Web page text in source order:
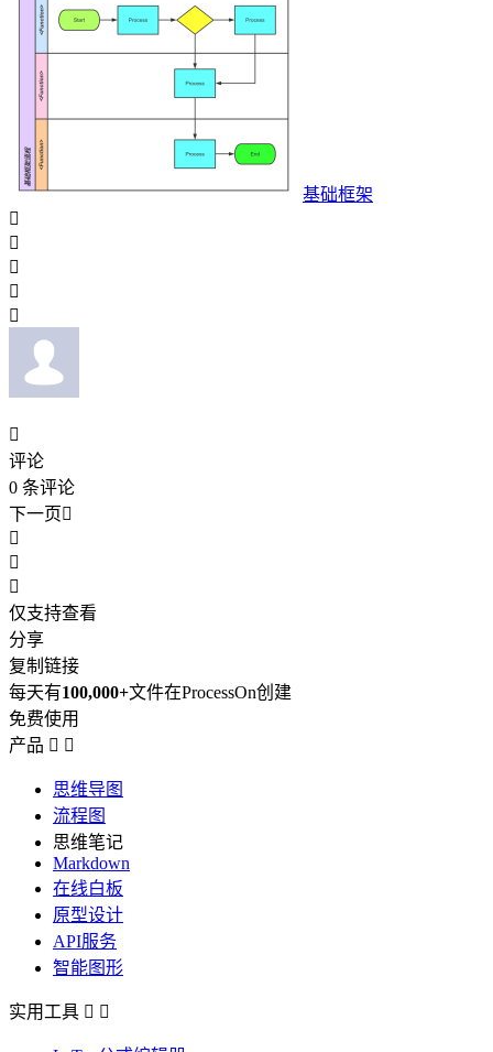
基础框架






评论
0 条评论
下一页



仅支持查看
分享
复制链接
每天有100,000+文件在ProcessOn创建
免费使用
产品  
思维导图
流程图
思维笔记
Markdown
在线白板
原型设计
API服务
智能图形
实用工具  